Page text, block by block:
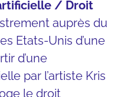
/ Droit
auprès du
Etats-Unis d’une
d’une
par l’artiste Kris
le droit